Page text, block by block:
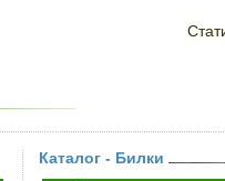
Каталог - Билки